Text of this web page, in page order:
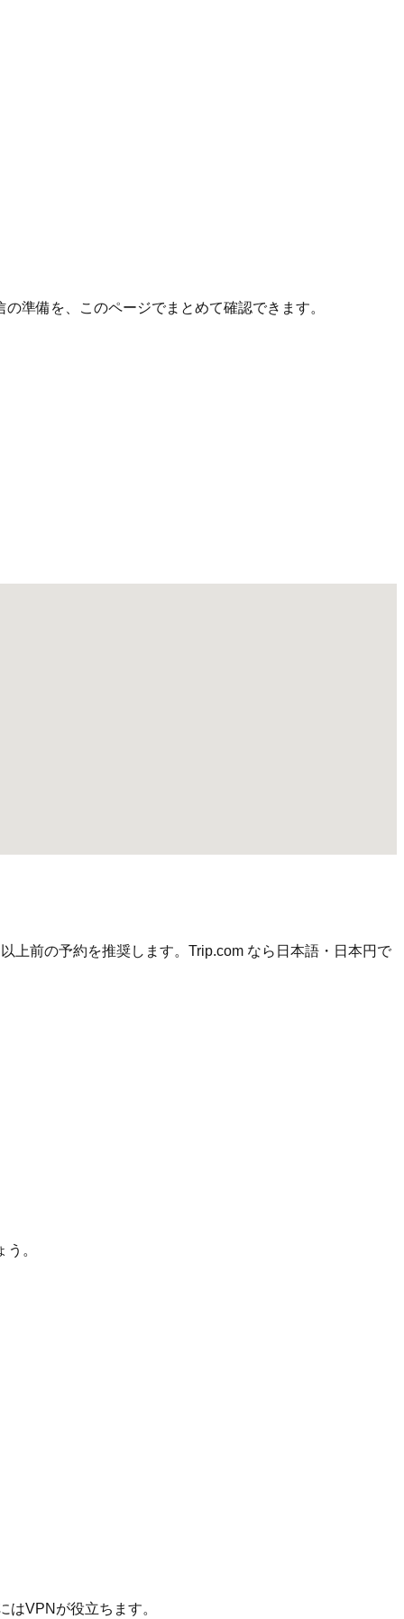
準備を、このページでまとめて確認できます。
上前の予約を推奨します。Trip.com なら日本語・日本円で
。
VPNが役立ちます。